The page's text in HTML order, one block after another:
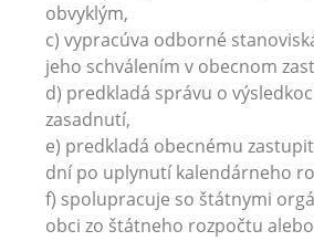
obvyklým,
c) vypracúva odborné
jeho schválením v obecnom
d) predkladá správu o
zasadnutí,
e) predkladá obecnému
dní po uplynutí kalendárneho
f) spolupracuje so štátnymi
obci zo štátneho rozpočtu